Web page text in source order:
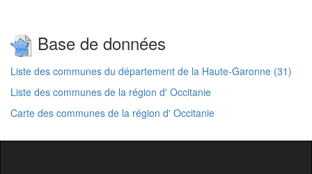
Base de données
Liste des communes du département de la Haute-Garonne (31)
Liste des communes de la région d' Occitanie
Carte des communes de la région d' Occitanie